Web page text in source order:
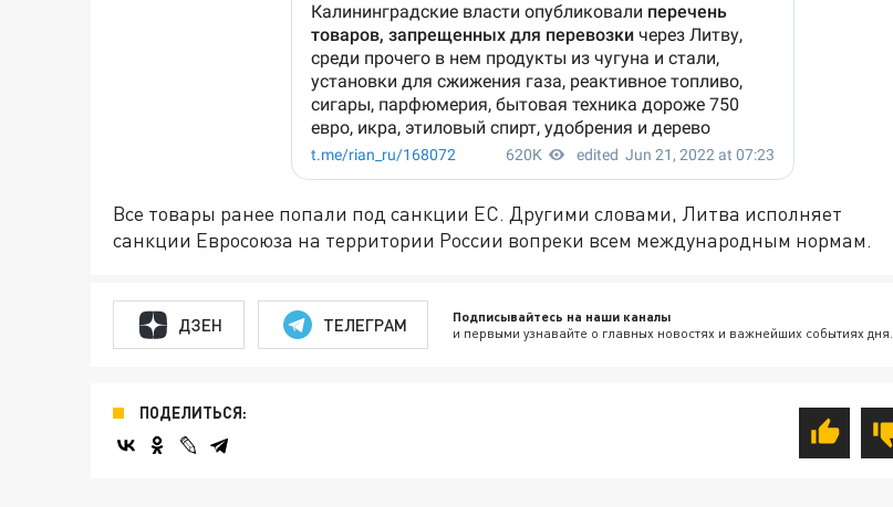
Все товары ранее попали под санкции ЕС. Другими словами, Литва исполняет
санкции Евросоюза на территории России вопреки всем международным нормам.
ДЗЕН ТЕЛЕГРАМ Подписывайтесь на наши каналы
и первыми узнавайте о главных новостях и важнейших событиях дня.
ПОДЕЛИТЬСЯ: